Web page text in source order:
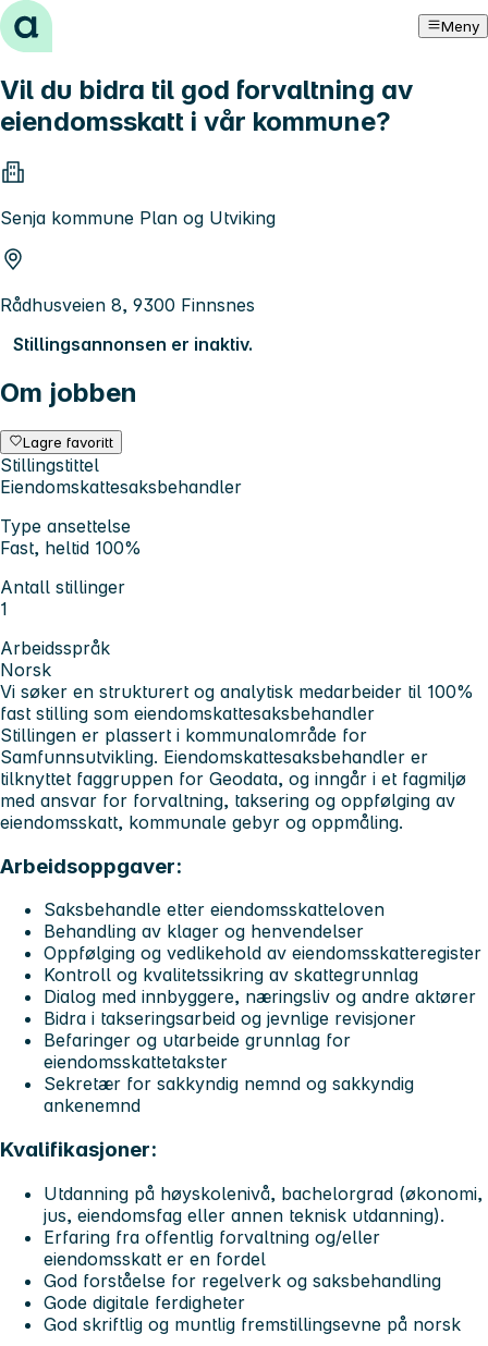
Hopp til innhold Meny
Vil du bidra til god forvaltning av
eiendomsskatt i vår kommune?
Senja kommune Plan og Utviking
Rådhusveien 8, 9300 Finnsnes
Stillingsannonsen er inaktiv.
Om jobben
Lagre favoritt
Stillingstittel
Eiendomskattesaksbehandler
Type ansettelse
Fast, heltid 100%
Antall stillinger
1
Arbeidsspråk
Norsk
Vi søker en strukturert og analytisk medarbeider til 100%
fast stilling som eiendomskattesaksbehandler
Stillingen er plassert i kommunalområde for
Samfunnsutvikling. Eiendomskattesaksbehandler er
tilknyttet faggruppen for Geodata, og inngår i et fagmiljø
med ansvar for forvaltning, taksering og oppfølging av
eiendomsskatt, kommunale gebyr og oppmåling.
Arbeidsoppgaver:
Saksbehandle etter eiendomsskatteloven
Behandling av klager og henvendelser
Oppfølging og vedlikehold av eiendomsskatteregister
Kontroll og kvalitetssikring av skattegrunnlag
Dialog med innbyggere, næringsliv og andre aktører
Bidra i takseringsarbeid og jevnlige revisjoner
Befaringer og utarbeide grunnlag for
eiendomsskattetakster
Sekretær for sakkyndig nemnd og sakkyndig
ankenemnd
Kvalifikasjoner:
Utdanning på høyskolenivå, bachelorgrad (økonomi,
jus, eiendomsfag eller annen teknisk utdanning).
Erfaring fra offentlig forvaltning og/eller
eiendomsskatt er en fordel
God forståelse for regelverk og saksbehandling
Gode digitale ferdigheter
God skriftlig og muntlig fremstillingsevne på norsk